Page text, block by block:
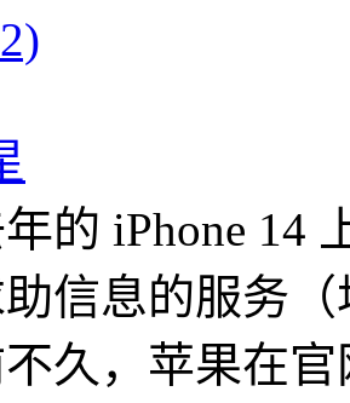
的 iPhone 14
信息的服务
久，苹果在